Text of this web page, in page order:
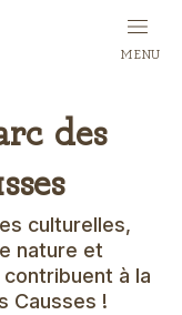
MENU
des
culturelles,
nature et
à la
Causses !